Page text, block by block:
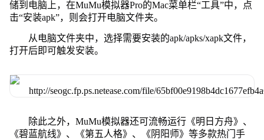
储到电脑上，在MuMu模拟器Pro的Mac菜单栏“工具”中，点
击“安装apk”，则会打开电脑文件夹。
从电脑文件夹中，选择需要安装的apk/apks/xapk文件，
打开后即可触发安装。
除此之外，MuMu模拟器还可流畅运行《明日方舟》、
《碧蓝航线》、《第五人格》、《阴阳师》等多款热门手